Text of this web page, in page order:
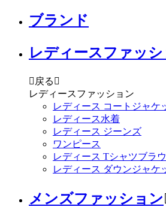
ブランド
レディースファッシ
 戻る 
レディースファッション
レディース コートジャケ
レディース水着
レディース ジーンズ
ワンピース
レディース Tシャツブラ
レディース ダウンジャケ
メンズファッション